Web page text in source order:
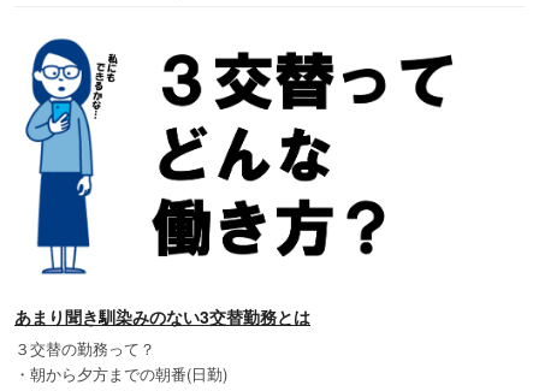
あまり聞き馴染みのない3交替勤務とは
３交替の勤務って？
・朝から夕方までの朝番(日勤)